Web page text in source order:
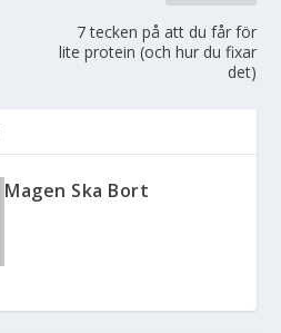
7 tecken på att du får för
lite protein (och hur du fixar
det)
Magen Ska Bort